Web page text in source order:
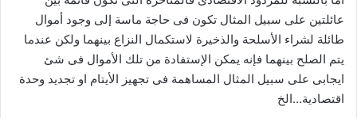
عائلتين على سبيل المثال تكون فى حاجة ماسة إلى وجود أموال
طائلة لشراء الأسلحة والذخيرة لاستكمال النزاع بينهما ولكن عندما
يتم الصلح بينهما فإنه يمكن الإستفادة من تلك الأموال فى شئ
ايجابى على سبيل المثال المساهمة فى تجهيز الأيتام او تجديد وحدة
اقتصادية…الخ